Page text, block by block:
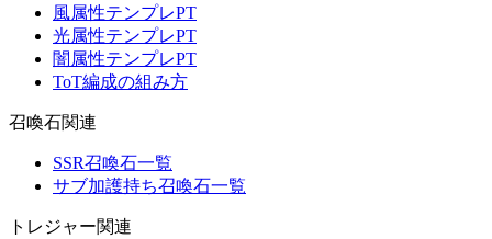
風属性テンプレPT
光属性テンプレPT
闇属性テンプレPT
ToT編成の組み方
召喚石関連
SSR召喚石一覧
サブ加護持ち召喚石一覧
トレジャー関連